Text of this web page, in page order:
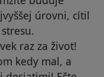
úrovni, cítil
raz za život!
kedy mal, a